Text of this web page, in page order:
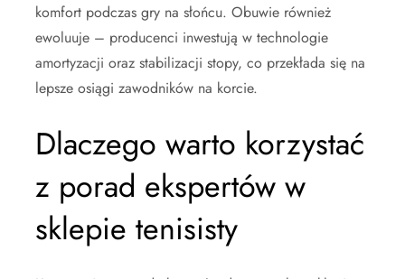
komfort podczas gry na słońcu. Obuwie również
ewoluuje – producenci inwestują w technologie
amortyzacji oraz stabilizacji stopy, co przekłada się na
lepsze osiągi zawodników na korcie.
Dlaczego warto korzystać
z porad ekspertów w
sklepie tenisisty